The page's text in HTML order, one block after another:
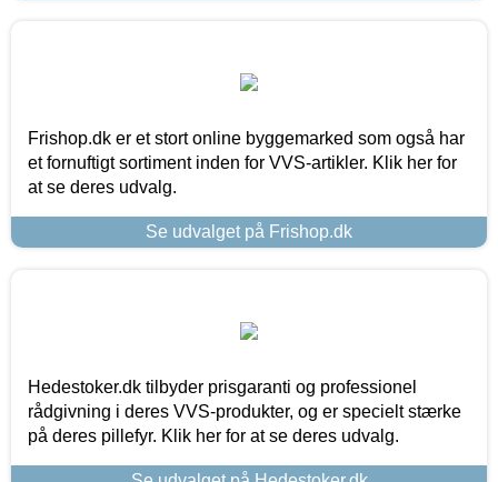
Frishop.dk er et stort online byggemarked som også har
et fornuftigt sortiment inden for VVS-artikler. Klik her for
at se deres udvalg.
Se udvalget på Frishop.dk
Hedestoker.dk tilbyder prisgaranti og professionel
rådgivning i deres VVS-produkter, og er specielt stærke
på deres pillefyr. Klik her for at se deres udvalg.